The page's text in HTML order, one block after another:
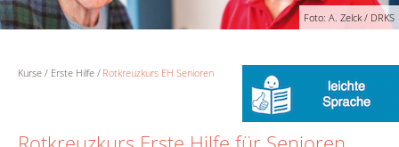
Foto: A. Zelck / DRKS
Kurse Erste Hilfe Rotkreuzkurs EH Senioren